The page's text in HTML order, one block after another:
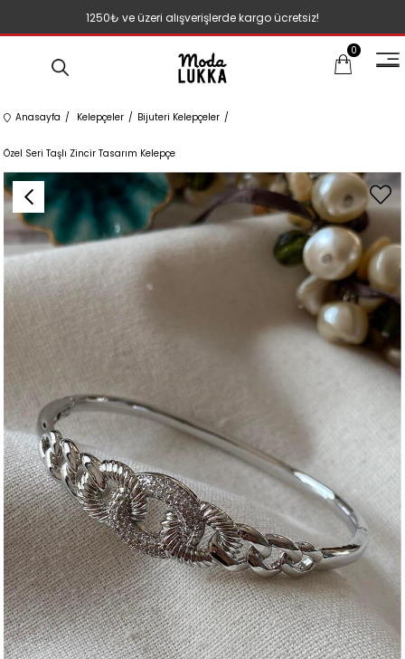
1250₺ ve üzeri alışverişlerde kargo ücretsiz!
0
Anasayfa Kelepçeler Bijuteri Kelepçeler
Özel Seri Taşlı Zincir Tasarım Kelepçe